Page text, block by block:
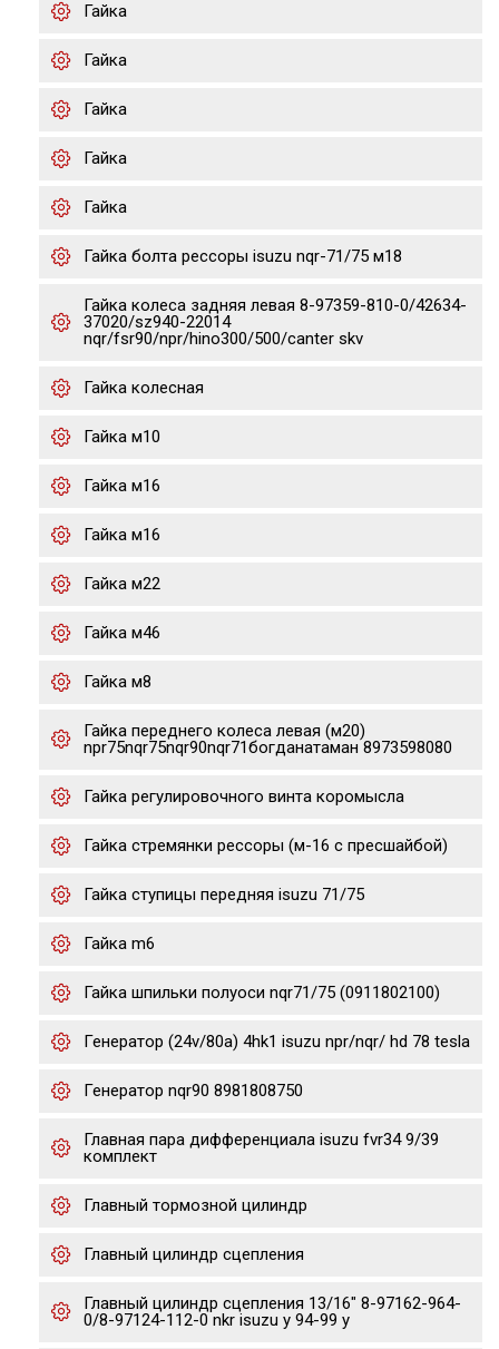
Гайка
Гайка
Гайка
Гайка
Гайка
Гайка болта рессоры isuzu nqr-71/75 м18
Гайка колеса задняя левая 8-97359-810-0/42634-
37020/sz940-22014
nqr/fsr90/npr/hino300/500/canter skv
Гайка колесная
Гайка м10
Гайка м16
Гайка м16
Гайка м22
Гайка м46
Гайка м8
Гайка переднего колеса левая (м20)
npr75nqr75nqr90nqr71богданатаман 8973598080
Гайка регулировочного винта коромысла
Гайка стремянки рессоры (м-16 с пресшайбой)
Гайка ступицы передняя isuzu 71/75
Гайка m6
Гайка шпильки полуоси nqr71/75 (0911802100)
Генератор (24v/80a) 4hk1 isuzu npr/nqr/ hd 78 tesla
Генератор nqr90 8981808750
Главная пара дифференциала isuzu fvr34 9/39
комплект
Главный тормозной цилиндр
Главный цилиндр сцепления
Главный цилиндр сцепления 13/16" 8-97162-964-
0/8-97124-112-0 nkr isuzu y 94-99 y